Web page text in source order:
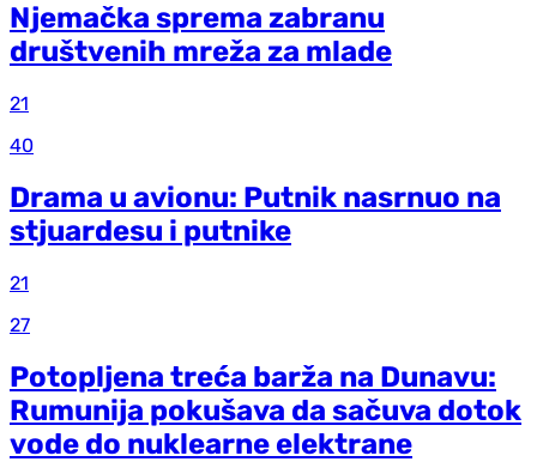
Njemačka sprema zabranu
društvenih mreža za mlade
21
40
Drama u avionu: Putnik nasrnuo na
stjuardesu i putnike
21
27
Potopljena treća barža na Dunavu:
Rumunija pokušava da sačuva dotok
vode do nuklearne elektrane